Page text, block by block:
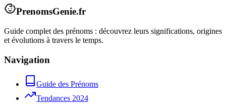
PrenomsGenie.fr
Guide complet des prénoms : découvrez leurs significations, origines
et évolutions à travers le temps.
Navigation
Guide des Prénoms
Tendances 2024